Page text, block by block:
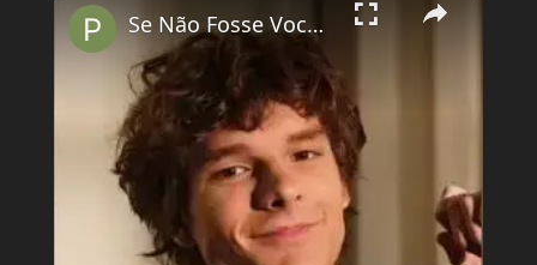
Se Não Fosse Você já está em cartaz nos cinemas!